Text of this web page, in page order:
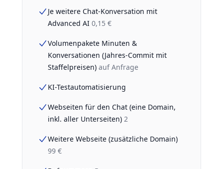
Je weitere Chat-Konversation mit
Advanced AI 0,15 €
Volumenpakete Minuten &
Konversationen (Jahres-Commit mit
Staffelpreisen) auf Anfrage
KI-Testautomatisierung
Webseiten für den Chat (eine Domain,
inkl. aller Unterseiten) 2
Weitere Webseite (zusätzliche Domain)
99 €